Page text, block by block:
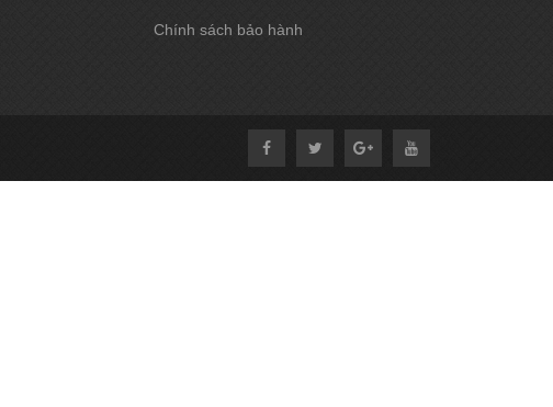
Chính sách bảo hành